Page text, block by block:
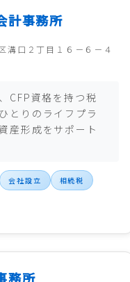
計事務所
溝口２丁目１６－６－４
CFP資格を持つ税
とりのライフプラ
産形成をサポート
会社設立
相続税
務所